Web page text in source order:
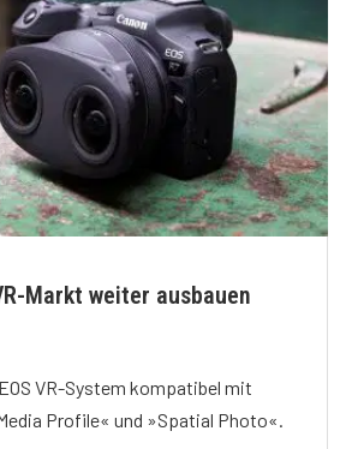
Markt weiter ausbauen
VR-System kompatibel mit
Profile« und »Spatial Photo«.